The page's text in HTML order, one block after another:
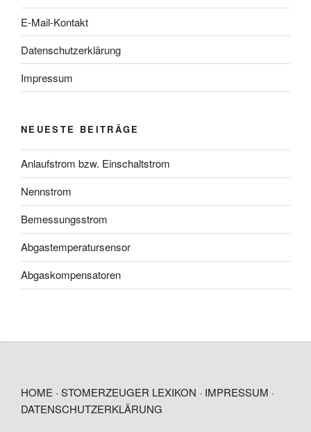
E-Mail-Kontakt
Datenschutzerklärung
Impressum
NEUESTE BEITRÄGE
Anlaufstrom bzw. Einschaltstrom
Nennstrom
Bemessungsstrom
Abgastemperatursensor
Abgaskompensatoren
HOME · STOMERZEUGER LEXIKON · IMPRESSUM ·
DATENSCHUTZERKLÄRUNG